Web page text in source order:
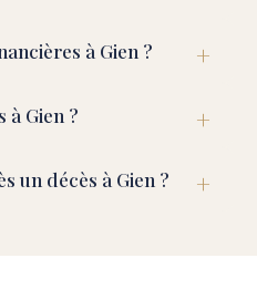
à Gien ?
à Gien ?
un décès à Gien ?